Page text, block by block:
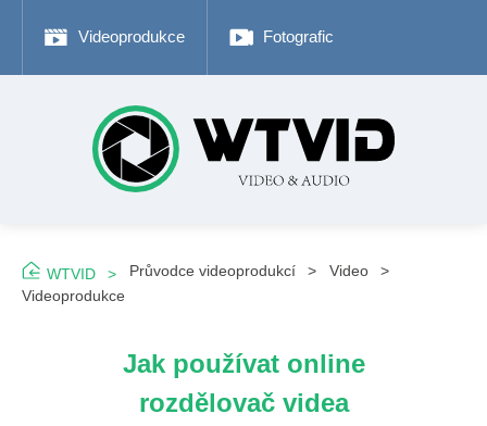
Videoprodukce Fotografické tipy
WTVID Průvodce videoprodukcí
Video
Videoprodukce
Jak používat online
rozdělovač videa